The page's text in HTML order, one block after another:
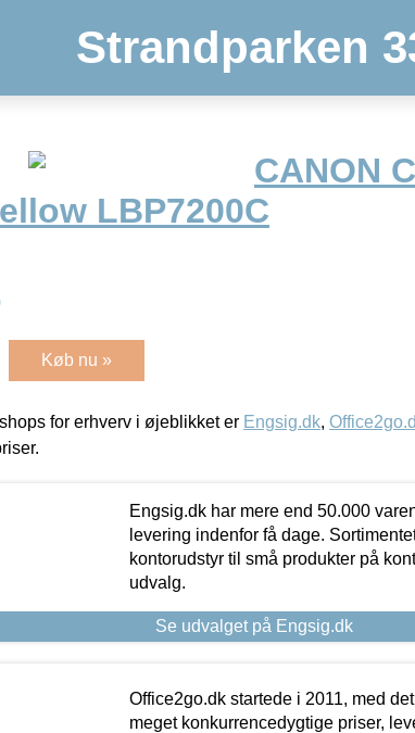
Strandparken
CANON
LBP7200C
Køb nu »
for erhverv i øjeblikket er Engsig.dk,
Engsig.dk har mere end 50.000
levering indenfor få dage.
kontorudstyr til små produkter på
udvalg.
Se udvalget på Engsig.dk
Office2go.dk startede i 2011, med
meget konkurrencedygtige priser,